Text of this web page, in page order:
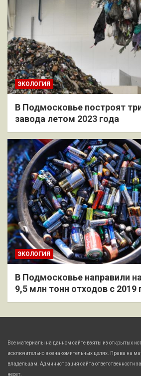
ЭКОЛОГИЯ
В Подмосковье построят
завода летом 2023 года
ЭКОЛОГИЯ
В Подмосковье направили
9,5 млн тонн отходов с 2019
Все материалы на данном сайте взяты из открытых
исключительно в ознакомительных целях. Права на
владельцам. Администрация сайта ответственности
несет.